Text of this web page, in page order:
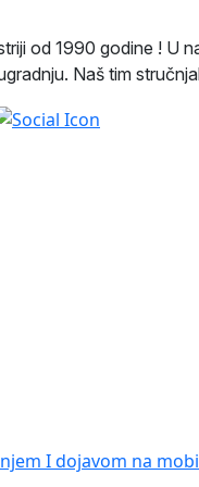
od 1990 godine !
Naš tim
I dojavom na